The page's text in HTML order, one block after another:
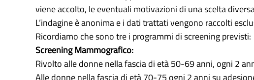
viene accolto, le eventuali motivazioni di una scelta
L’indagine è anonima e i dati trattati vengono raccolti
Ricordiamo che sono tre i programmi di screening previsti:
Screening Mammografico:
Rivolto alle donne nella fascia di età 50-69 anni, ogni 2
Alle donne nella fascia di età 70-75 ogni 2 anni su